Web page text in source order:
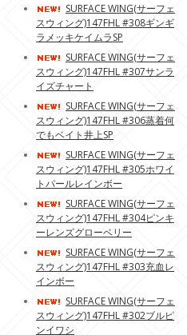
SURFACE WING(サーフェ
スウィング)147FHL #308ギンギ
ラメッキケイムラSP
SURFACE WING(サーフェ
スウィング)147FHL #307サンラ
イズチャート
SURFACE WING(サーフェ
スウィング)147FHL #306蒸着何
でもベイト井上SP
SURFACE WING(サーフェ
スウィング)147FHL #305ホワイ
トパールレインボー
SURFACE WING(サーフェ
スウィング)147FHL #304ピンキ
ーレンズグローベリー
SURFACE WING(サーフェ
スウィング)147FHL #303充血レ
インボー
SURFACE WING(サーフェ
スウィング)147FHL #302ブルピ
ンイワシ